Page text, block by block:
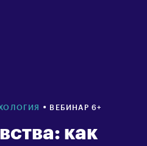
• ВЕБИНАР 6+
как